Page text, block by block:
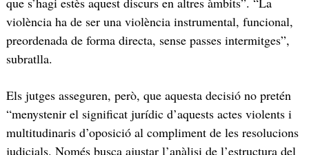
violència ha de ser una violència instrumental, funcional,
preordenada de forma directa, sense passes intermitges”,
subratlla.
Els jutges asseguren, però, que aquesta decisió no pretén
“menystenir el significat jurídic d’aquests actes violents i
multitudinaris d’oposició al compliment de les resolucions
judicials. Només busca ajustar l’anàlisi de l’estructura del